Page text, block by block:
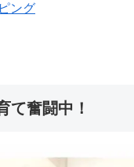
ング
て奮闘中！